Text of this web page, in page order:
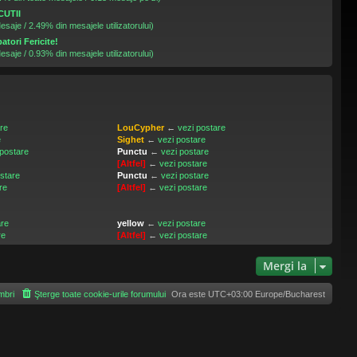
/ 2.49% din mesajele utilizatorului)
Fericite!
/ 0.93% din mesajele utilizatorului)
LouCypher← vezi postare
Sighet← vezi postare
Punctu ← vezi postare
[Altfel] ← vezi postare
Punctu ← vezi postare
[Altfel] ← vezi postare
yellow← vezi postare
[Altfel] ← vezi postare
Mergi la
Ora este UTC+03:00 Europe/Bucharest
Şterge toate cookie-urile forumului